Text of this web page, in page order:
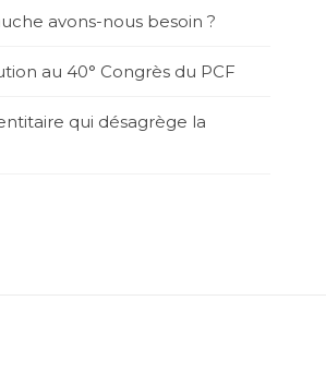
avons-nous besoin ?
au 40° Congrès du PCF
qui désagrège la